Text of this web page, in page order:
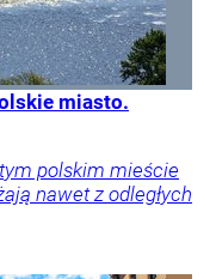
miasto.
polskim mieście
nawet z odległych